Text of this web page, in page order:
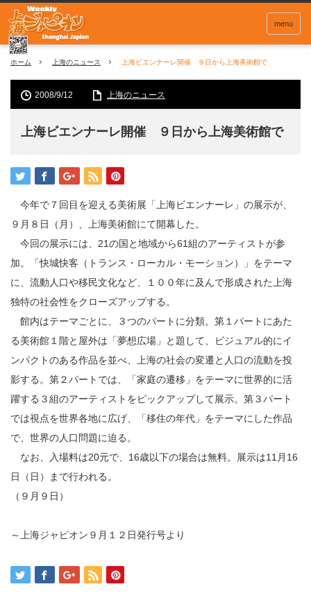
menu
ホーム 上海のニュース 上海ビエンナーレ開催 ９日から上海美術館で
2008/9/12 上海のニュース
上海ビエンナーレ開催 ９日から上海美術館で
今年で７回目を迎える美術展「上海ビエンナーレ」の展示が、
９月８日（月）、上海美術館にて開幕した。
今回の展示には、21の国と地域から61組のアーティストが参
加。「快城快客（トランス・ローカル・モーション）」をテーマ
に、流動人口や移民文化など、１００年に及んで形成された上海
独特の社会性をクローズアップする。
館内はテーマごとに、３つのパートに分類。第１パートにあた
る美術館１階と屋外は「夢想広場」と題して、ビジュアル的にイ
ンパクトのある作品を並べ、上海の社会の変遷と人口の流動を投
影する。第２パートでは、「家庭の遷移」をテーマに世界的に活
躍する３組のアーティストをピックアップして展示。第３パート
では視点を世界各地に広げ、「移住の年代」をテーマにした作品
で、世界の人口問題に迫る。
なお、入場料は20元で、16歳以下の場合は無料。展示は11月16
日（日）まで行われる。
（９月９日）
～上海ジャピオン９月１２日発行号より